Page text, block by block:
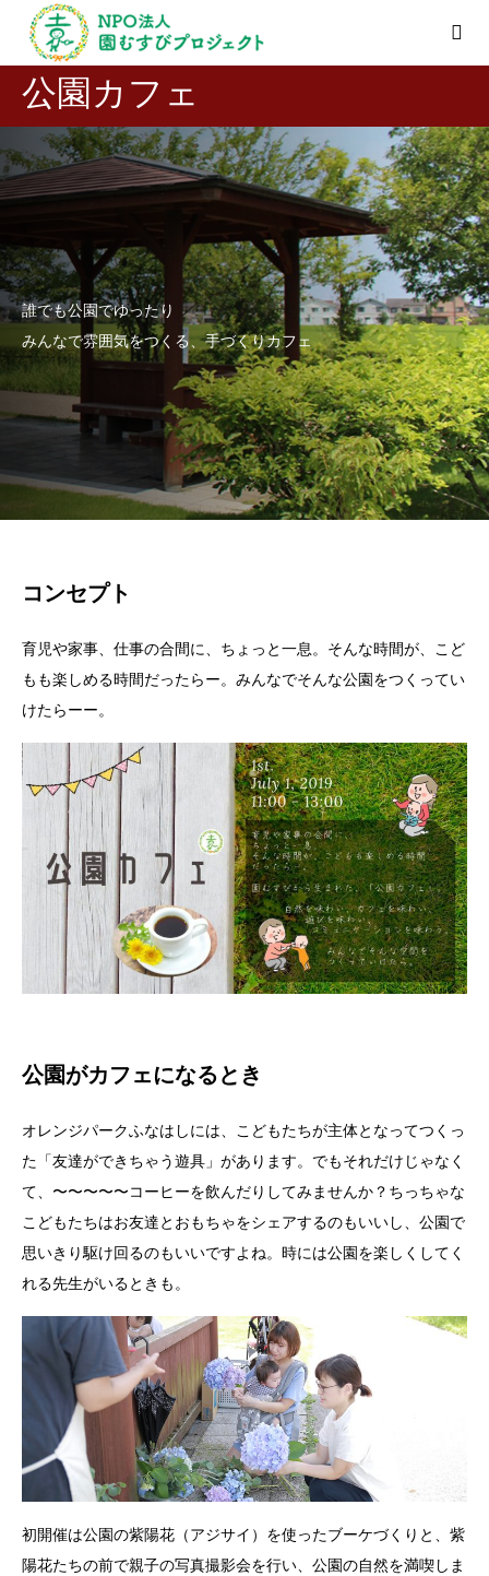
公園カフェ
誰でも公園でゆったり
みんなで雰囲気をつくる、手づくりカフェ
コンセプト
育児や家事、仕事の合間に、ちょっと一息。そんな時間が、こど
もも楽しめる時間だったらー。みんなでそんな公園をつくってい
けたらーー。
公園がカフェになるとき
オレンジパークふなはしには、こどもたちが主体となってつくっ
た「友達ができちゃう遊具」があります。でもそれだけじゃなく
て、〜〜〜〜〜コーヒーを飲んだりしてみませんか？ちっちゃな
こどもたちはお友達とおもちゃをシェアするのもいいし、公園で
思いきり駆け回るのもいいですよね。時には公園を楽しくしてく
れる先生がいるときも。
初開催は公園の紫陽花（アジサイ）を使ったブーケづくりと、紫
陽花たちの前で親子の写真撮影会を行い、公園の自然を満喫しま